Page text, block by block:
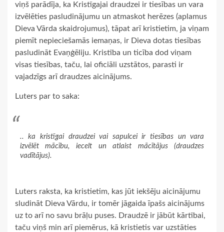
viņš parādīja, ka Kristīgajai draudzei ir tiesības un vara
izvēlēties pasludinājumu un atmaskot herēzes (aplamus
Dieva Vārda skaidrojumus), tāpat arī kristietim, ja viņam
piemīt nepieciešamās iemaņas, ir Dieva dotas tiesības
pasludināt Evaņģēliju. Kristība un ticība dod viņam
visas tiesības, taču, lai oficiāli uzstātos, parasti ir
vajadzīgs arī draudzes aicinājums.
Luters par to saka:
.. ka kristīgai draudzei vai sapulcei ir tiesības un vara
izvēlēt mācību, iecelt un atlaist mācītājus (draudzes
vadītājus).
Luters raksta, ka kristietim, kas jūt iekšēju aicinājumu
sludināt Dieva Vārdu, ir tomēr jāgaida īpašs aicinājums
uz to arī no savu brāļu puses. Draudzē ir jābūt kārtībai,
taču viņš min arī piemērus, kā kristietis var uzstāties